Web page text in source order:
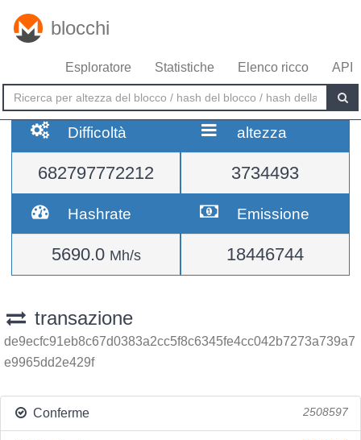
blocchi
Esploratore Statistiche Elenco ricco API
Difficoltà
682797772212
altezza
3734493
Hashrate
5690.0 Mh/s
Emissione
18446744
transazione
de9ecfc91eb8c67d0383a2cc5f8c6345fe4cc042b7273a739a7
e9965dd2e429f
Conferme 2508597